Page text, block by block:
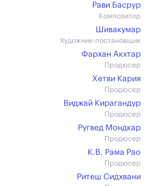
Рави Басрур
Композитор
Шивакумар
Художник-постановщик
Фархан Акхтар
Продюсер
Хетви Кария
Продюсер
Виджай Кирагандур
Продюсер
Ругвед Мондкар
Продюсер
К.В. Рама Рао
Продюсер
Ритеш Сидхвани